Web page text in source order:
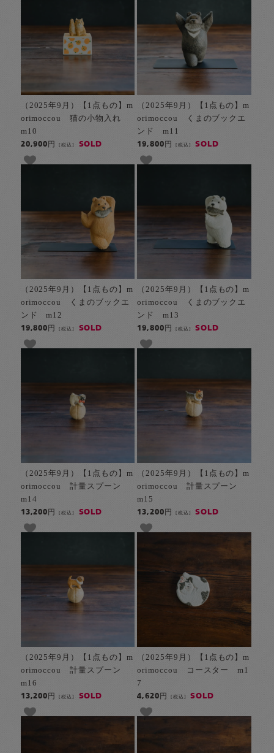
（2025年9月）【1点もの】m
orimoccou 猫の小物入れ
m10
20,900円[税込] SOLD
（2025年9月）【1点もの】m
orimoccou くまのブックエ
ンド m11
19,800円 [税込] SOLD
（2025年9月）【1点もの】m
orimoccou くまのブックエ
ンド m12
19,800円[税込] SOLD
（2025年9月）【1点もの】m
orimoccou くまのブックエ
ンド m13
19,800円 [税込] SOLD
（2025年9月）【1点もの】m
orimoccou 計量スプーン
m14
13,200円[税込] SOLD
（2025年9月）【1点もの】m
orimoccou 計量スプーン
m15
13,200円 [税込] SOLD
（2025年9月）【1点もの】m
orimoccou 計量スプーン
m16
13,200円[税込] SOLD
（2025年9月）【1点もの】m
orimoccou コースター m1
7
4,620円 [税込] SOLD